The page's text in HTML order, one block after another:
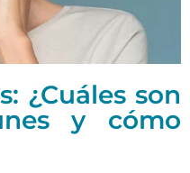
¿Cuáles son
y cómo